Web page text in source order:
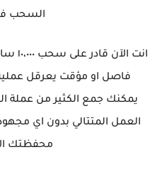
السحب
انت
فاصل او مؤقت يعرقل
يمكنك جمع الكثير من عملة
العمل المتتالي بدون اي
محفظتك